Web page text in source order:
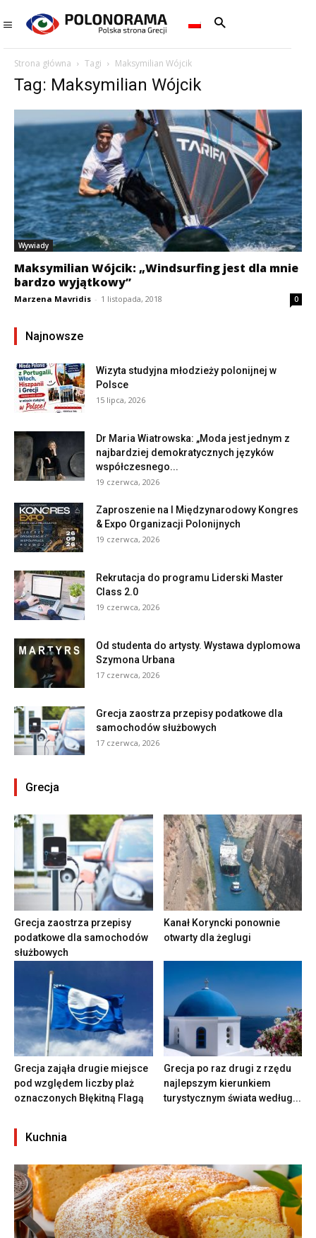
Strona główna Tagi Maksymilian Wójcik
Tag: Maksymilian Wójcik
Wywiady
Maksymilian Wójcik: „Windsurfing jest dla mnie
bardzo wyjątkowy”
Marzena Mavridis - 1 listopada, 2018 0
Najnowsze
Wizyta studyjna młodzieży polonijnej w
Polsce
15 lipca, 2026
Dr Maria Wiatrowska: „Moda jest jednym z
najbardziej demokratycznych języków
współczesnego...
19 czerwca, 2026
Zaproszenie na I Międzynarodowy Kongres
& Expo Organizacji Polonijnych
19 czerwca, 2026
Rekrutacja do programu Liderski Master
Class 2.0
19 czerwca, 2026
Od studenta do artysty. Wystawa dyplomowa
Szymona Urbana
17 czerwca, 2026
Grecja zaostrza przepisy podatkowe dla
samochodów służbowych
17 czerwca, 2026
Grecja
Grecja zaostrza przepisy
podatkowe dla samochodów
służbowych
Kanał Koryncki ponownie
otwarty dla żeglugi
Grecja zająła drugie miejsce
pod względem liczby plaż
oznaczonych Błękitną Flagą
Grecja po raz drugi z rzędu
najlepszym kierunkiem
turystycznym świata według...
Kuchnia